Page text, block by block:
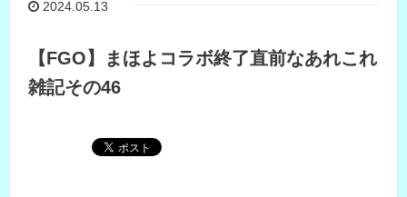
2024.05.13
【FGO】まほよコラボ終了直前なあれこれ
雑記その46